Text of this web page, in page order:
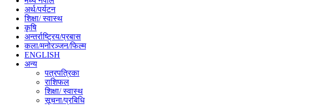
अर्थ/पर्यटन
शिक्षा/ स्वास्थ
कृषि
अन्तर्राष्ट्रिय/प्रबास
कला/मनोरञ्जन/फिल्म
ENGLISH
अन्य
पत्रपत्रिका
राशिफल
शिक्षा/ स्वास्थ
सूचना/प्रबिधि